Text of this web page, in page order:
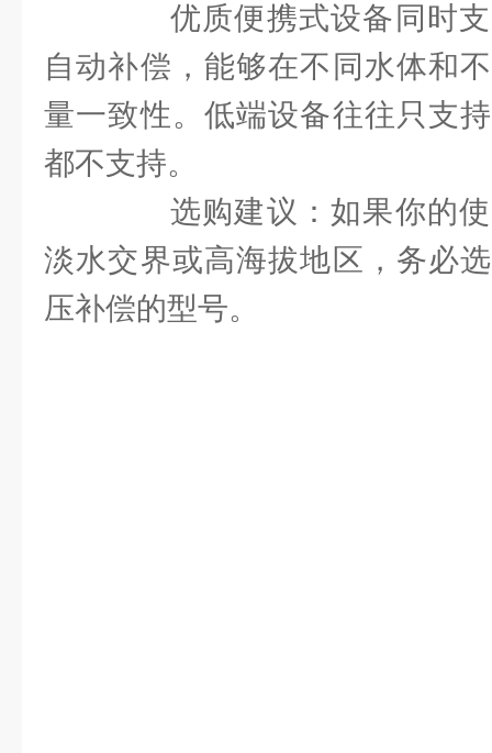
优质便携式设备同时支
自动补偿，能够在不同水体和
量一致性。低端设备往往只支
都不支持。
选购建议：如果你的使
淡水交界或高海拔地区，务必
压补偿的型号。